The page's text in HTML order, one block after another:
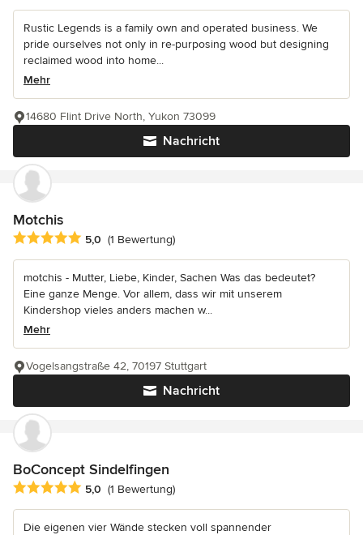
Rustic Legends is a family own and operated business. We
pride ourselves not only in re-purposing wood but designing
reclaimed wood into home...
Mehr
Nachricht
14680 Flint Drive North, Yukon 73099
Motchis
Durchschnittliche Bewertung: 5 von 5 Sternen
5,0 (1 Bewertung)
motchis - Mutter, Liebe, Kinder, Sachen Was das bedeutet?
Eine ganze Menge. Vor allem, dass wir mit unserem
Kindershop vieles anders machen w...
Mehr
Nachricht
Vogelsangstraße 42, 70197 Stuttgart
BoConcept Sindelfingen
Durchschnittliche Bewertung: 5 von 5 Sternen
5,0 (1 Bewertung)
Die eigenen vier Wände stecken voll spannender